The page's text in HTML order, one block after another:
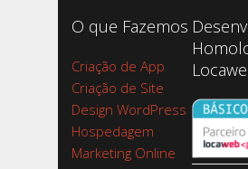
O que Fazemos
Criação de App
Criação de Site
Design WordPress
Hospedagem
Marketing Online